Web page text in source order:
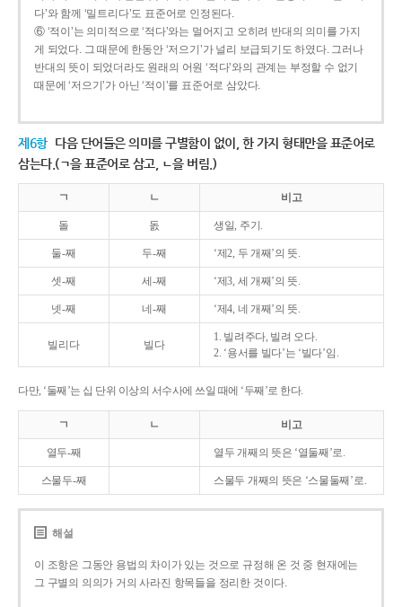
다’와 함께 ‘밀트리다’도 표준어로 인정된다.
⑥ ‘적이’는 의미적으로 ‘적다’와는 멀어지고 오히려 반대의 의미를 가지
게 되었다. 그 때문에 한동안 ‘저으기’가 널리 보급되기도 하였다. 그러나
반대의 뜻이 되었더라도 원래의 어원 ‘적다’와의 관계는 부정할 수 없기
때문에 ‘저으기’가 아닌 ‘적이’를 표준어로 삼았다.
제6항 다음 단어들은 의미를 구별함이 없이, 한 가지 형태만을 표준어로
삼는다.(ㄱ을 표준어로 삼고, ㄴ을 버림.)
ㄱ ㄴ 비고
돌 돐 생일, 주기.
둘-째 두-째 ‘제2, 두 개째’의 뜻.
셋-째 세-째 ‘제3, 세 개째’의 뜻.
넷-째 네-째 ‘제4, 네 개째’의 뜻.
빌리다 빌다
1. 빌려주다, 빌려 오다.
2. ‘용서를 빌다’는 ‘빌다’임.
다만, ‘둘째’는 십 단위 이상의 서수사에 쓰일 때에 ‘두째’로 한다.
ㄱ ㄴ 비고
열두-째 열두 개째의 뜻은 ‘열둘째’로.
스물두-째 스물두 개째의 뜻은 ‘스물둘째’로.
해설
이 조항은 그동안 용법의 차이가 있는 것으로 규정해 온 것 중 현재에는
그 구별의 의의가 거의 사라진 항목들을 정리한 것이다.